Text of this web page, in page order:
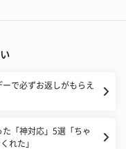
で必ずお返しがもらえ
「神対応」5選「ちゃ
れた」